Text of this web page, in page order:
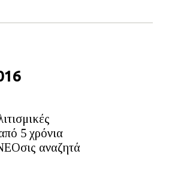
5 χρόνια
αναζητά